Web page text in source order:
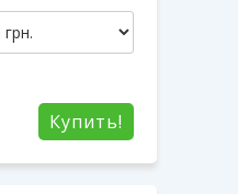
Купить!